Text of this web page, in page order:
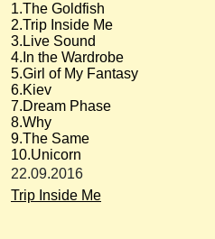
1.The Goldfish
2.Trip Inside Me
3.Live Sound
4.In the Wardrobe
5.Girl of My Fantasy
6.Kiev
7.Dream Phase
8.Why
9.The Same
10.Unicorn
22.09.2016
Trip Inside Me